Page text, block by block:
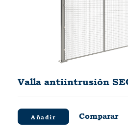
Valla antiintrusión
Añadir Comparar